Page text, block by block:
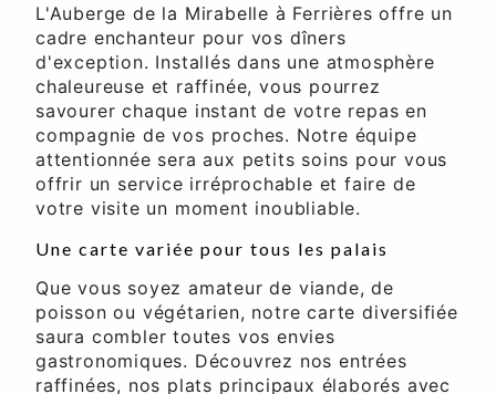
L'Auberge de la Mirabelle à Ferrières offre un
cadre enchanteur pour vos dîners
d'exception. Installés dans une atmosphère
chaleureuse et raffinée, vous pourrez
savourer chaque instant de votre repas en
compagnie de vos proches. Notre équipe
attentionnée sera aux petits soins pour vous
offrir un service irréprochable et faire de
votre visite un moment inoubliable.
Une carte variée pour tous les palais
Que vous soyez amateur de viande, de
poisson ou végétarien, notre carte diversifiée
saura combler toutes vos envies
gastronomiques. Découvrez nos entrées
raffinées, nos plats principaux élaborés avec